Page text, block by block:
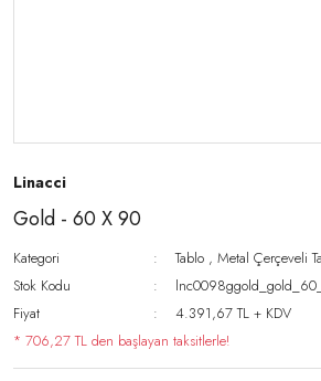
Linacci
Gold - 60 X 90
Kategori Tablo ,Metal Çerçeveli
Stok Kodu
Fiyat
4.391,67 TL + KDV
* 706,27 TL den başlayan taksitlerle!